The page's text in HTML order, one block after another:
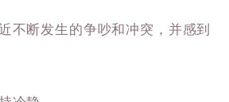
不断发生的争吵和冲突，并感到